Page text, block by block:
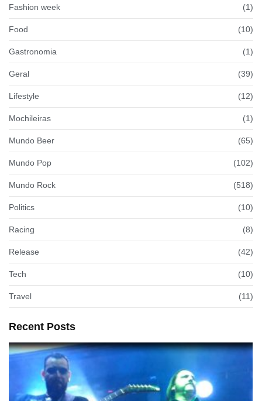
Fashion week (1)
Food (10)
Gastronomia (1)
Geral (39)
Lifestyle (12)
Mochileiras (1)
Mundo Beer (65)
Mundo Pop (102)
Mundo Rock (518)
Politics (10)
Racing (8)
Release (42)
Tech (10)
Travel (11)
Recent Posts